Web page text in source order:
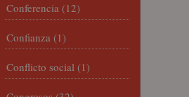
Conferencia (12)
Confianza (1)
Conflicto social (1)